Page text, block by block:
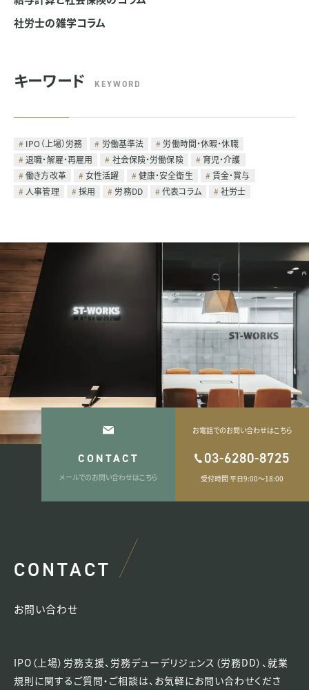
社労士の雑学コラム
キーワード KEYWORD
IPO（上場）労務 労働基準法
労働時間・休暇・休職
退職・解雇・再雇用
社会保険・労働保険
育児・介護
働き方改革
女性活躍 健康・安全衛生
賃金・賞与
人事管理
採用 労務DD 代表コラム 社労士
CONTACT
メールでのお問い合わせはこちら
お電話でのお問い合わせはこちら
03-6280-8725
受付時間 平日9:00〜18:00
CONTACT
お問い合わせ
IPO（上場）労務支援、労務デューデリジェンス（労務DD）、就業
規則に関するご質問・ご相談は、 お気軽にお問い合わせくださ